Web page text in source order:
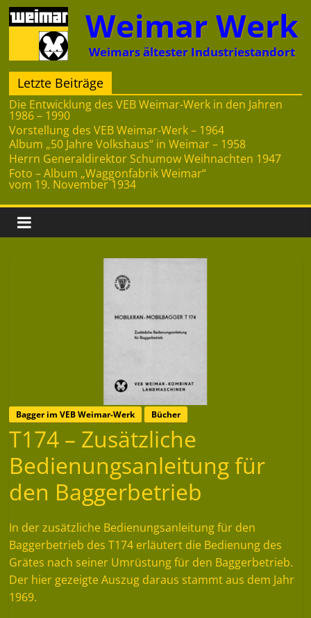
Zum
Inhalt
springen
Weimar Werk
Weimars ältester Industriestandort
Letzte Beiträge
Die Entwicklung des VEB Weimar-Werk in den Jahren
1986 – 1990
Vorstellung des VEB Weimar-Werk – 1964
Album „50 Jahre Volkshaus“ in Weimar – 1958
Herrn Generaldirektor Schumow Weihnachten 1947
Foto – Album „Waggonfabrik Weimar“
vom 19. November 1934
Bagger im VEB Weimar-Werk Bücher
T174 – Zusätzliche
Bedienungsanleitung für
den Baggerbetrieb
In der zusätzliche Bedienungsanleitung für den
Baggerbetrieb des T174 erläutert die Bedienung des
Grätes nach seiner Umrüstung für den Baggerbetrieb.
Der hier gezeigte Auszug daraus stammt aus dem Jahr
1969.